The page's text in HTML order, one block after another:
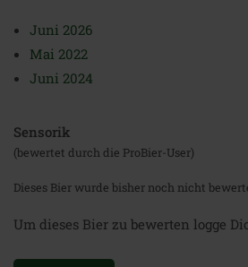
Juni 2026
Mai 2022
Juni 2024
Sensorik
(bewertet durch die ProBier-User)
Dieses Bier wurde bisher noch nicht
Um dieses Bier zu bewerten logge